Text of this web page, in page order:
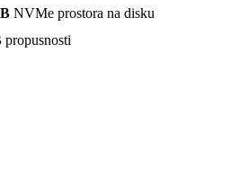
NVMe prostora na disku
propusnosti